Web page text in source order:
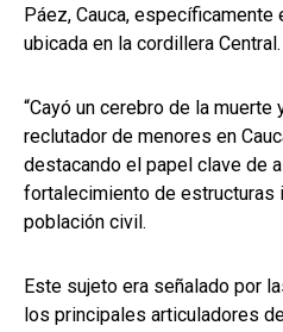
Páez, Cauca, específicamente
ubicada en la cordillera Central.
“Cayó un cerebro de la
reclutador de menores en
destacando el papel clave de
fortalecimiento de estructuras
población civil.
Este sujeto era señalado por
los principales articuladores